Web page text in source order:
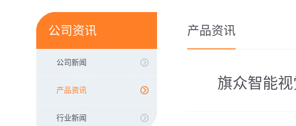
公司资讯
公司新闻
产品资讯
行业新闻
产品资讯
旗众智能